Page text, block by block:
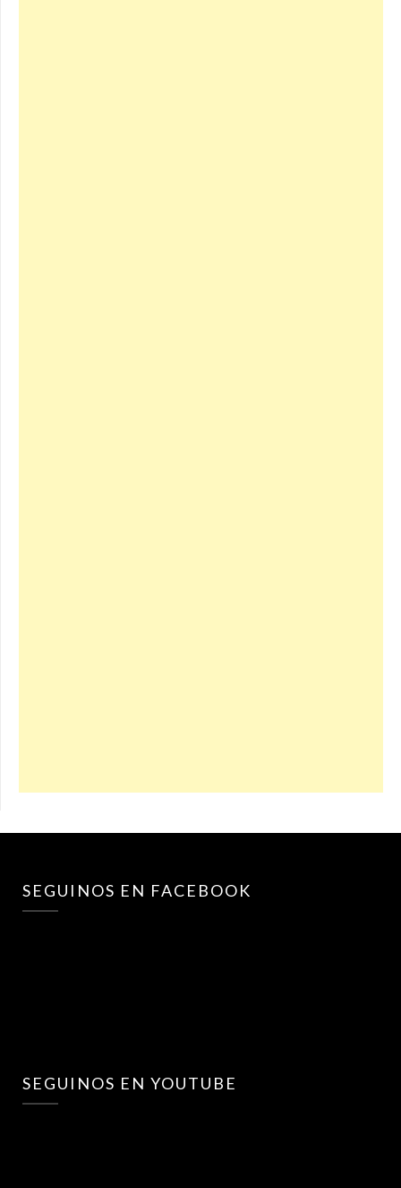
SEGUINOS EN FACEBOOK
SEGUINOS EN YOUTUBE